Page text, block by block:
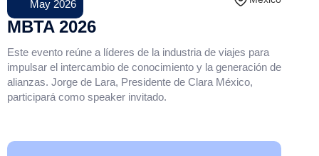
May 2026
MBTA 2026
Este evento reúne a líderes de la industria de viajes para
impulsar el intercambio de conocimiento y la generación de
alianzas. Jorge de Lara, Presidente de Clara México,
participará como speaker invitado.